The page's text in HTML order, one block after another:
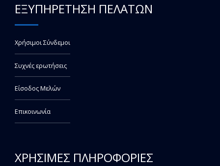
ΕΞΥΠΗΡΕΤΗΣΗ ΠΕΛΑΤΩΝ
Χρήσιμοι Σύνδεμοι
Συχνές ερωτήσεις
Είσοδος Μελών
Επικοινωνία
ΧΡΗΣΙΜΕΣ ΠΛΗΡΟΦΟΡΙΕΣ